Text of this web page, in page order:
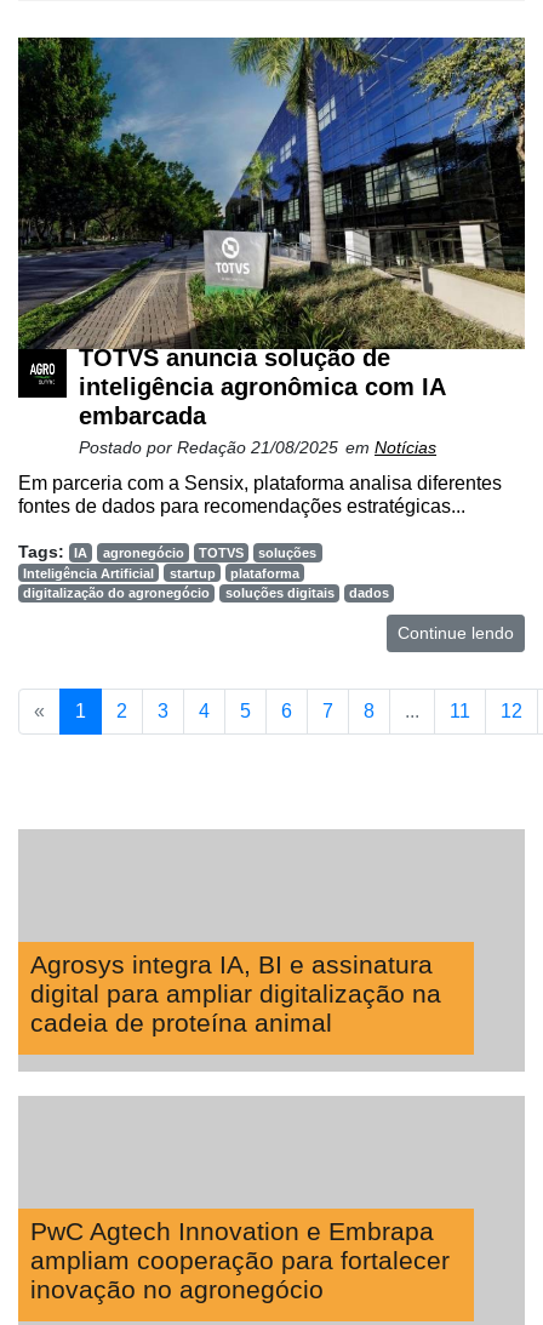
TOTVS anuncia solução de
inteligência agronômica com IA
embarcada
Postado por Redação 21/08/2025 em Notícias
Em parceria com a Sensix, plataforma analisa diferentes
fontes de dados para recomendações estratégicas...
Tags: IA agronegócio TOTVS
soluções
Inteligência Artificial
startup
plataforma
digitalização do agronegócio
soluções digitais dados
Continue lendo
« 1 2 3 4 5 6 7 8 ... 11 12
Agrosys integra IA, BI e assinatura
digital para ampliar digitalização na
cadeia de proteína animal
PwC Agtech Innovation e Embrapa
ampliam cooperação para fortalecer
inovação no agronegócio